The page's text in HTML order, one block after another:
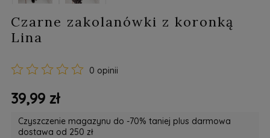
Czarne zakolanówki z koronką
Lina
0 opinii
39,99 zł
Czyszczenie magazynu do -70% taniej plus darmowa
dostawa od 250 zł